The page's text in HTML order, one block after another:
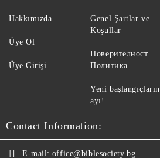
in Turkish.
Hakkımızda
Üye Ol
Üye Girişi
Genel Şartlar ve
Koşullar
Поверителност
Политика
Yeni başlangıçların
ayı!
Contact Information:
E-mail: office@biblesociety.bg